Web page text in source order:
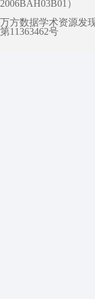
2006BAH03B01）
万方数据学术资源发
第11363462号